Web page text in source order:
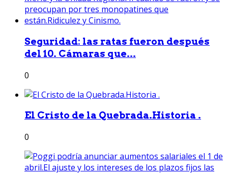
Seguridad: las ratas fueron después
del 10. Cámaras que...
0
El Cristo de la Quebrada.Historia .
0